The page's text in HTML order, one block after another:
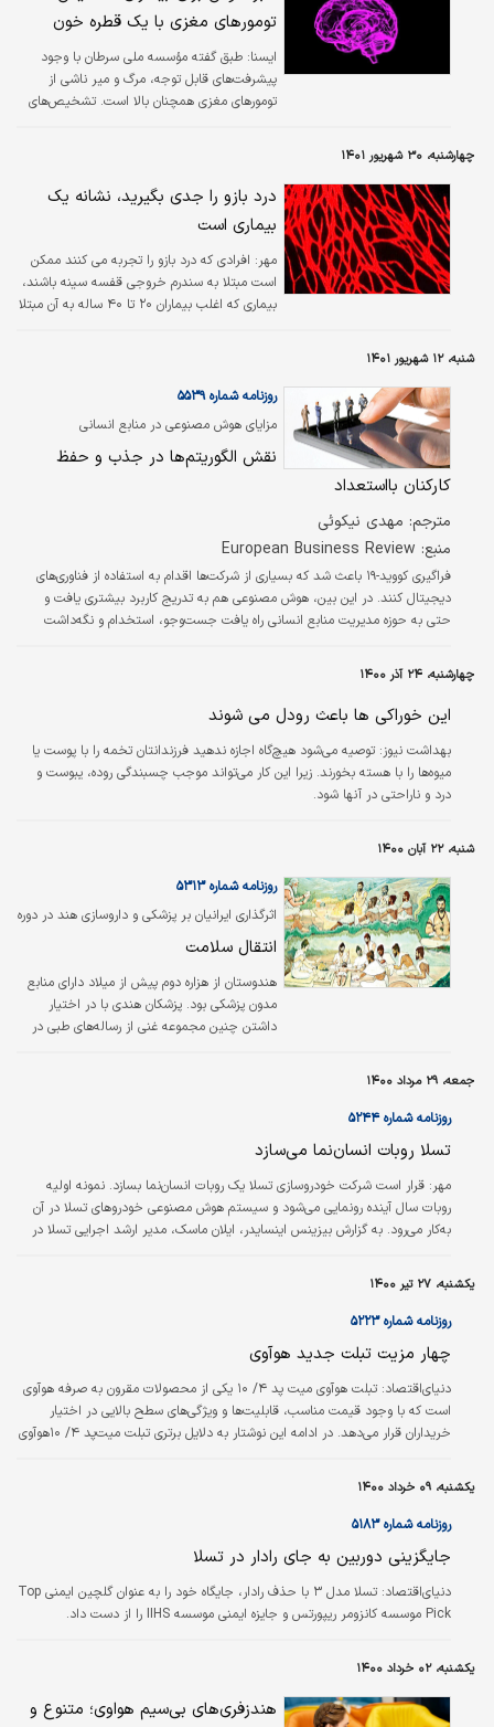
کیلومتری در کمتر از ۵۳ دقیقه موفقیت زیادی کسب کند.
تومورهای مغزی با یک قطره خون
ايسنا: طبق گفته مؤسسه ملی سرطان با وجود
پیشرفت‌های قابل توجه، مرگ و میر ناشی از
تومورهای مغزی همچنان بالا است. تشخیص‌های
تومور بدانند را ارائه ندهند.
چهارشنبه، ۳۰ شهریور ۱۴۰۱
درد بازو را جدی بگیرید، نشانه یک
بیماری است
مهر: افرادی که درد بازو را تجربه می کنند ممکن
است مبتلا به سندرم خروجی قفسه سینه باشند،
بیماری که اغلب بیماران ۲۰ تا ۴۰ ساله به آن مبتلا
شنبه، ۱۲ شهریور ۱۴۰۱
مزایای هوش مصنوعی در منابع انسانی
روزنامه شماره ۵۵۳۹
نقش الگوریتم‌ها‏‏‌ در جذب و حفظ
کارکنان بااستعداد
مترجم: مهدی نیکوئی
منبع: European Business Review
فراگیری کووید-۱۹ باعث شد که بسیاری از شرکت‌ها اقدام به استفاده از فناوری‌‌‌های
دیجیتال کنند. در این بین، هوش مصنوعی هم به تدریج کاربرد بیشتری یافت و
حتی به حوزه مدیریت منابع انسانی راه یافت جست‌وجو، استخدام و نگه‌داشت
بهره‌‌‌گیری از هوش مصنوعی در منابع انسانی پرداختیم. در این مطلب، اجزای مختلف
هوش مصنوعی و کاربرد دقیق هر کدام از آنها را در حوزه منابع انسانی تشریح
می‌‌‌کنیم.
چهارشنبه، ۲۴ آذر ۱۴۰۰
این خوراکی ها باعث رودل می شوند
بهداشت نیوز: توصیه می‌شود هیچ‌گاه اجازه ندهید فرزندانتان تخمه را با پوست یا
میوه‌ها را با هسته بخورند. زیرا این کار می‌تواند موجب چسبندگی روده، یبوست و
درد و ناراحتی در آنها شود.
شنبه، ۲۲ آبان ۱۴۰۰
اثرگذاری ایرانیان بر پزشکی و داروسازی هند در دوره
بابُری
روزنامه شماره ۵۳۱۳
انتقال سلامت
هندوستان از هزاره دوم پیش از میلاد دارای منابع
مدون پزشکی بود. پزشکان هندی با در اختیار
داشتن چنین مجموعه غنی از رساله‌‌‌‌‌‌های طبی در
فرعی طب هندی بودند، پایه گذاشتند. هنگامی که
اسکندر مقدونی در سده چهارم پیش از میلاد به
هند یورش آورد، دانشگاه مشهور تاکشیلا در
شهری…
جمعه، ۲۹ مرداد ۱۴۰۰
روزنامه شماره ۵۲۴۴
تسلا روبات انسان‌نما می‌سازد
مهر: قرار است شرکت خودروسازی تسلا یک روبات انسان‌نما بسازد. نمونه اولیه
روبات سال آینده رونمایی می‌شود و سیستم هوش مصنوعی خودروهای تسلا در آن
به‌کار می‌رود. به گزارش بیزینس اینسایدر، ایلان ماسک، مدیر ارشد اجرایی تسلا در
رونمایی کرد. به گفته او این روبات به جای صورت مجهز به نمایشگری خواهد شد که
زمین بلند کند و وزن ۴۵ پوند را جابه‌جا کند. در…
یکشنبه، ۲۷ تیر ۱۴۰۰
روزنامه شماره ۵۲۲۳
چهار مزیت تبلت جدید هوآوی
دنیای‌اقتصاد: تبلت هوآوی میت پد ۴/ ۱۰ یکی از محصولات مقرون ‌به ‌صرفه هوآوی
است که با وجود قیمت مناسب، قابلیت‌ها و ویژگی‌های سطح بالایی در اختیار
خریداران قرار می‌دهد. در ادامه این نوشتار به دلایل برتری تبلت میت‌پد ۴/ ۱۰هوآوی
یکشنبه، ۰۹ خرداد ۱۴۰۰
روزنامه شماره ۵۱۸۳
جایگزینی دوربین به جای رادار در تسلا
دنیای‌اقتصاد:
تسلا مدل ۳ با حذف رادار، جایگاه خود را به عنوان گلچین ایمنی Top
Pick موسسه کانزومر ریپورتس و جایزه ایمنی موسسه IIHS را از دست داد.
یکشنبه، ۰۲ خرداد ۱۴۰۰
هندزفری‌های بی‌سیم هواوی؛ متنوع و